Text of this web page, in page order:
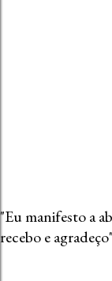
"Eu manifesto a
recebo e agradeço"